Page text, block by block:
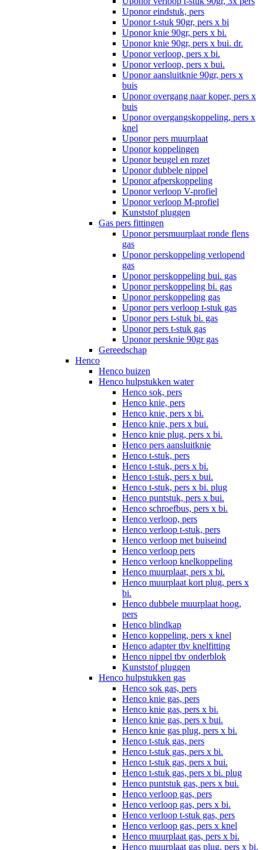
Uponor eindstuk, pers
Uponor t-stuk 90gr, pers x bi
Uponor knie 90gr, pers x bi.
Uponor knie 90gr, pers x bui. dr.
Uponor verloop, pers x bi.
Uponor verloop, pers x bui.
Uponor aansluitknie 90gr, pers x
buis
Uponor overgang naar koper, pers x
buis
Uponor overgangskoppeling, pers x
knel
Uponor pers muurplaat
Uponor koppelingen
Uponor beugel en rozet
Uponor dubbele nippel
Uponor afperskoppeling
Uponor verloop V-profiel
Uponor verloop M-profiel
Kunststof pluggen
Gas pers fittingen
Uponor persmuurplaat ronde flens
gas
Uponor perskoppeling verlopend
gas
Uponor perskoppeling bui. gas
Uponor perskoppeling bi. gas
Uponor perskoppeling gas
Uponor pers verloop t-stuk gas
Uponor pers t-stuk bi. gas
Uponor pers t-stuk gas
Uponor persknie 90gr gas
Gereedschap
Henco
Henco buizen
Henco hulpstukken water
Henco sok, pers
Henco knie, pers
Henco knie, pers x bi.
Henco knie, pers x bui.
Henco knie plug, pers x bi.
Henco pers aansluitknie
Henco t-stuk, pers
Henco t-stuk, pers x bi.
Henco t-stuk, pers x bui.
Henco t-stuk, pers x bi. plug
Henco puntstuk, pers x bui.
Henco schroefbus, pers x bi.
Henco verloop, pers
Henco verloop t-stuk, pers
Henco verloop met buiseind
Henco verloop pers
Henco verloop knelkoppeling
Henco muurplaat, pers x bi.
Henco muurplaat kort plug, pers x
bi.
Henco dubbele muurplaat hoog,
pers
Henco blindkap
Henco koppeling, pers x knel
Henco adapter tbv knelfitting
Henco nippel tbv onderblok
Kunststof pluggen
Henco hulpstukken gas
Henco sok gas, pers
Henco knie gas, pers
Henco knie gas, pers x bi.
Henco knie gas, pers x bui.
Henco knie gas plug, pers x bi.
Henco t-stuk gas, pers
Henco t-stuk gas, pers x bi.
Henco t-stuk gas, pers x bui.
Henco t-stuk gas, pers x bi. plug
Henco puntstuk gas, pers x bui.
Henco verloop gas, pers
Henco verloop gas, pers x bi.
Henco verloop t-stuk gas, pers
Henco verloop gas, pers x knel
Henco muurplaat gas, pers x bi.
Henco muurplaat gas plug, pers x bi.